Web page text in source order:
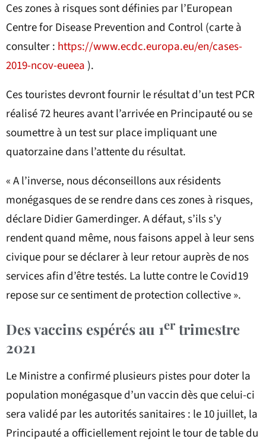
Ces zones à risques sont définies par l’European
Centre for Disease Prevention and Control (carte à
consulter : https://www.ecdc.europa.eu/en/cases-
2019-ncov-eueea ).
Ces touristes devront fournir le résultat d’un test PCR
réalisé 72 heures avant l’arrivée en Principauté ou se
soumettre à un test sur place impliquant une
quatorzaine dans l’attente du résultat.
« A l’inverse, nous déconseillons aux résidents
monégasques de se rendre dans ces zones à risques,
déclare Didier Gamerdinger. A défaut, s’ils s’y
rendent quand même, nous faisons appel à leur sens
civique pour se déclarer à leur retour auprès de nos
services afin d’être testés. La lutte contre le Covid19
repose sur ce sentiment de protection collective ».
Des vaccins espérés au 1er trimestre
2021
Le Ministre a confirmé plusieurs pistes pour doter la
population monégasque d’un vaccin dès que celui-ci
sera validé par les autorités sanitaires : le 10 juillet, la
Principauté a officiellement rejoint le tour de table du